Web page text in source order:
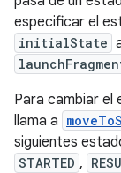
especificar el
initialState
Para cambiar el
llama a
siguientes
STARTED ,